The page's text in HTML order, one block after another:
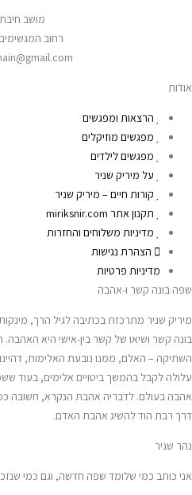
מושב חיבת
רחוב המגשימים 38885
אודות
הרצאות ומפגשים
מפגשים מוזיקלים
מפגשים לילדים
על מיריק שניר
קורות חיים – מיריק שניר
תקנון אתר miriksnir.com
מדיניות משלוחים והחזרות
הצהרת נגישות
מדיניות פרטיות
שפה בונה קשר ו-אהבה
מיריק שניר מתרכזת בכתיבה לגיל הרך,
בונה קשר ושיאו של קשר בין-אישי היא
השתיקה – האלם, ממנו נובעת האלימות,
עלולה לקבל בהמשך ביטויים אלימים, בעוד
אהבה בעולם. לדבריה אהבת הנקרא,
דרך רבת הוד להשיג אהבת האדם.
נהר שניר
אני כותב כמי שלומד שפה חדשה, וגם כמי